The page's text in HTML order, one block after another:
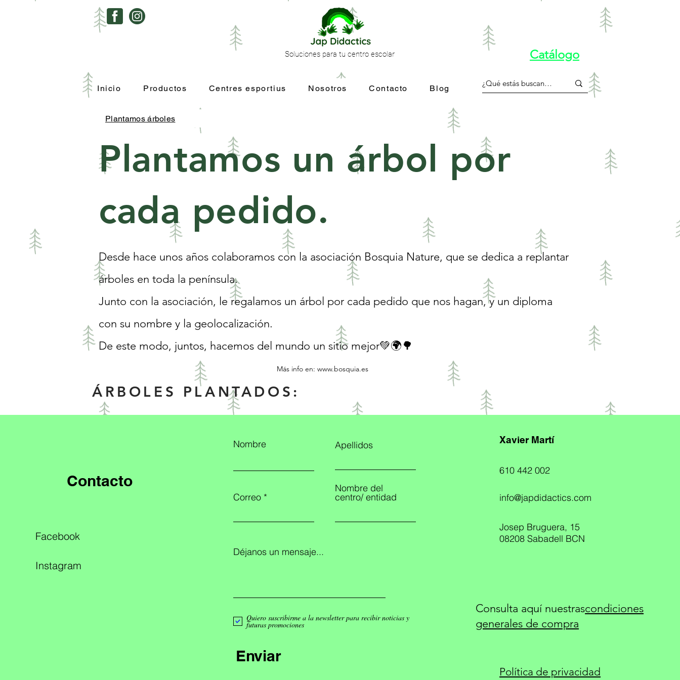
Soluciones para tu centro escolar
Inicio Productos Centres esportius Nosotros Contacto Blog
Catálogo
Plantamos árboles
Plantamos un árbol por
cada pedido.
Desde hace unos años colaboramos con la asociación Bosquia Nature, que se dedica a replantar
árboles en toda la península.
Junto con la asociación, le regalamos un árbol por cada pedido que nos hagan, y un diploma
con su nombre y la geolocalización.
De este modo, juntos, hacemos del mundo un sitio mejor💚🌍🌳
Más info en: www.bosquia.es
ÁRBOLES PLANTADOS:
Contacto
Facebook
Instagram
Nombre Apellidos
Correo
Nombre del
centro/ entidad
Déjanos un mensaje...
Quiero suscribirme a la newsletter para recibir noticias y
futuras promociones
Enviar
Xavier Martí
610 442 002
info@japdidactics.com
Josep Bruguera, 15
08208 Sabadell BCN
Consulta aquí nuestrascondiciones
generales de compra
Política de privacidad